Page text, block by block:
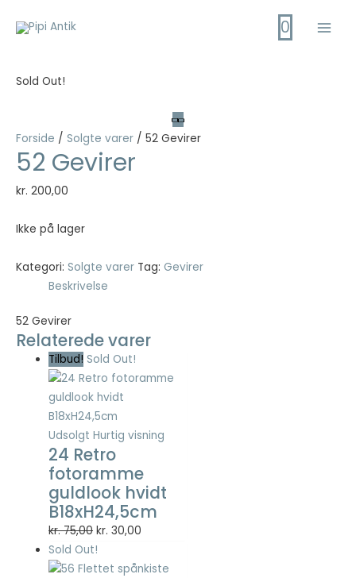
0
Sold Out!
Forside / Solgte varer / 52 Gevirer
52 Gevirer
kr. 200,00
Ikke på lager
Kategori: Solgte varer Tag: Gevirer
Beskrivelse
52 Gevirer
Relaterede varer
Tilbud! Sold Out!
Udsolgt Hurtig visning
24 Retro
fotoramme
guldlook hvidt
B18xH24,5cm
kr.75,00 Den
oprindelige
pris
kr. 30,00
pris
Sold Out!
Nødvendig
Nødvendige
cookies hjælper
med at gøre en
hjemmeside
brugbar ved at
aktivere
grundlæggende
funktioner
såsom side-
navigation og
adgang til sikre